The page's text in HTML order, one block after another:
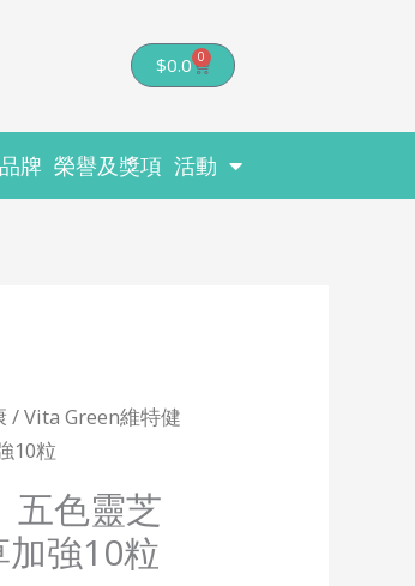
$0.0 0
Cart
牌 榮譽及獎項 活動
/ Vita Green維特健
10粒
色靈芝
強10粒